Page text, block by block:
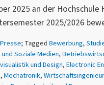
2025 an der
2025/2026
Presse; Tagged Bewerbung,
Soziale Medien,
und Design, Electronic
, Mechatronik,